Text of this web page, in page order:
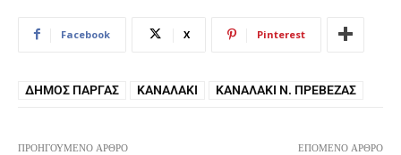
Facebook X Pinterest
ΔΉΜΟΣ ΠΆΡΓΑΣ ΚΑΝΑΛΆΚΙ ΚΑΝΑΛΆΚΙ Ν. ΠΡΈΒΕΖΑΣ
ΠΡΟΗΓΟΎΜΕΝΟ ΆΡΘΡΟ ΕΠΌΜΕΝΟ ΆΡΘΡΟ